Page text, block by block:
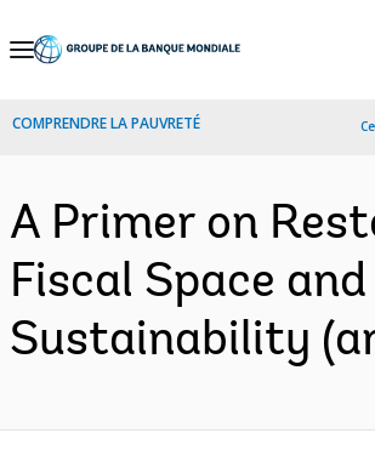
Skip
Navigation
COMPRENDRE LA PAUVRETÉ
A Primer on
Fiscal Space and
Sustainability